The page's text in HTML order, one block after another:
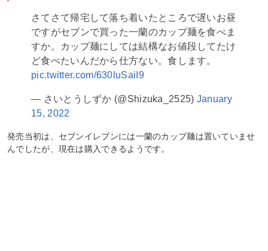
さてさて帰宅して落ち着いたところで遅いお昼
ですがセブンで買った一蘭のカップ麺を食べま
すか。カップ麺にしては結構なお値段してたけ
ど食べたいんだから仕方ない。食します。
pic.twitter.com/630luSaiI9
— さいとうしずか (@Shizuka_2525) January
15, 2022
発売当初は、セブンイレブンには一蘭のカップ麺は置いていませ
んでしたが、現在は購入できるようです。